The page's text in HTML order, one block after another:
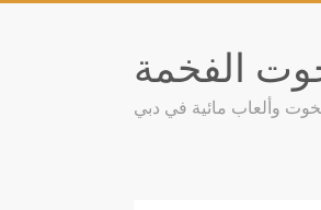
الفخمة
وألعاب مائية في دبي